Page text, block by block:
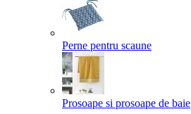
Perne pentru scaune
Prosoape si prosoape de baie